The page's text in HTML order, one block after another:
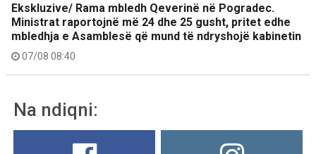
Ekskluzive/ Rama mbledh Qeverinë në Pogradec.
Ministrat raportojnë më 24 dhe 25 gusht, pritet edhe
mbledhja e Asamblesë që mund të ndryshojë kabinetin
07/08 08:40
Na ndiqni: